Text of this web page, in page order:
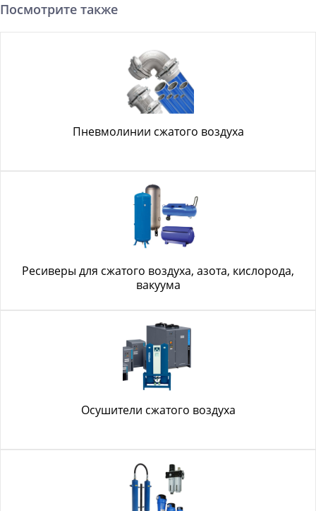
Посмотрите также
Пневмолинии сжатого воздуха
Ресиверы для сжатого воздуха, азота, кислорода,
вакуума
Осушители сжатого воздуха